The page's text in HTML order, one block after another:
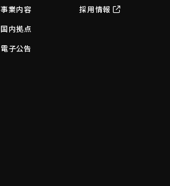
事業内容
国内拠点
電子公告
採用情報